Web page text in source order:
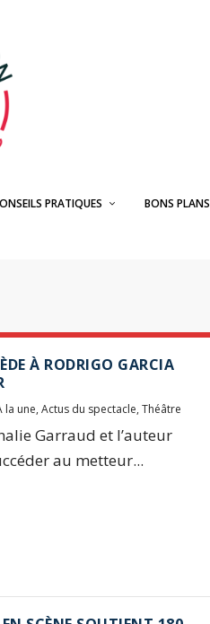
PRATIQUES BONS PLANS
À RODRIGO GARCIA
la une, Actus du spectacle, Théâtre
Garraud et l’auteur
au metteur...